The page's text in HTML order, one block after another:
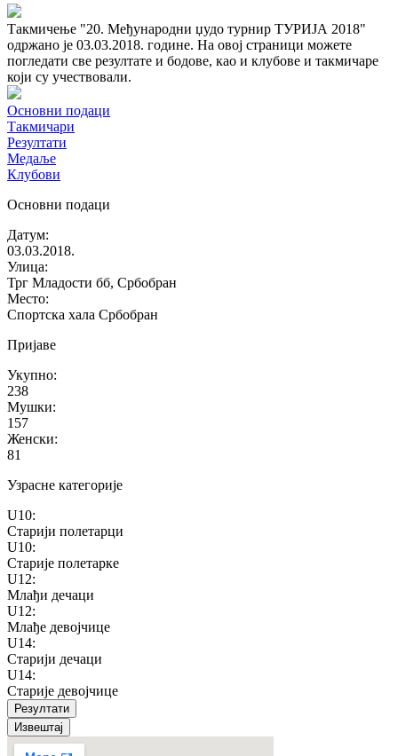
Такмичење "20. Међународни џудо турнир ТУРИЈА 2018"
одржано је 03.03.2018. године. На овој страници можете
погледати све резултате и бодове, као и клубове и такмичаре
који су учествовали.
Основни подаци
Такмичари
Резултати
Медаље
Клубови
Основни подаци
Датум:
03.03.2018.
Улица:
Трг Младости бб, Србобран
Место:
Спортска хала Србобран
Пријаве
Укупно:
238
Мушки:
157
Женски:
81
Узрасне категорије
U10:
Старији полетарци
U10:
Старије полетарке
U12:
Млађи дечаци
U12:
Млађе девојчице
U14:
Старији дечаци
U14:
Старије девојчице
Резултати
Извештај